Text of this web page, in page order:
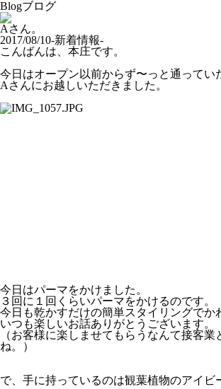
Blogブログ
Aさん。
2017/08/10-新着情報-
こんばんは、本庄です。
今日はオープン以前からず〜っと通ってい
Aさんにお越しいただきました。
今日はパーマをかけました。
３回に１回くらいパーマをかけるのです。
今日も乾かすだけの簡単スタイリングでか
いつも楽しいお話ありがとうございます。
（お客様に楽しませてもらうなんて接客業
ね。）
で、手に持っているのは観葉植物のアイビ